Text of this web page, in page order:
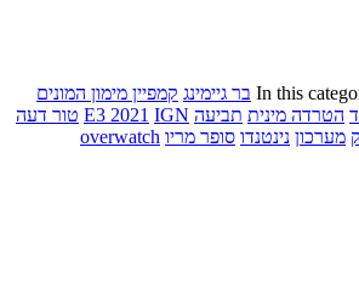
In this בר גיימינג קמפיין מימון המונים
הטרדה מינית תביעה E3 2021 IGN
טור דעה
מערכון נינטנדו סופר מריו overwatch